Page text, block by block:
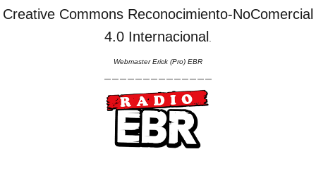
Creative Commons Reconocimiento-NoComercial
4.0 Internacional
Webmaster Erick (Pro) EBR
--------------